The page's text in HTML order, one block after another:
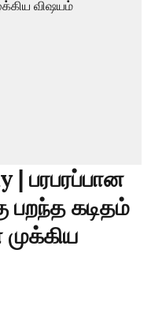
| பரபரப்பான
பறந்த கடிதம்